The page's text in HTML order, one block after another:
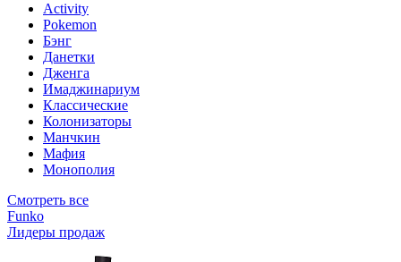
Activity
Pokemon
Бэнг
Данетки
Дженга
Имаджинариум
Классические
Колонизаторы
Манчкин
Мафия
Монополия
Смотреть все
Funko
Лидеры продаж